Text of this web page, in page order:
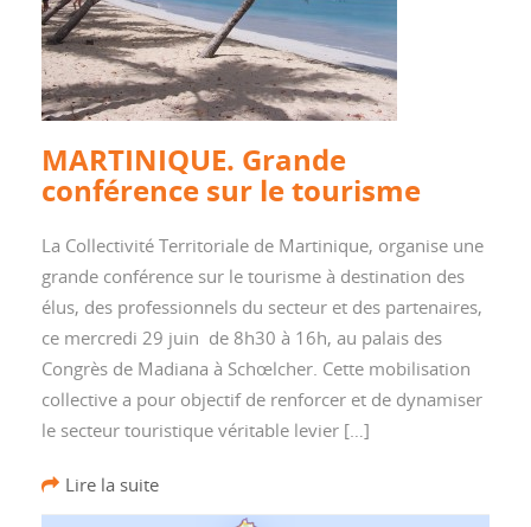
MARTINIQUE. Grande
conférence sur le tourisme
La Collectivité Territoriale de Martinique, organise une
grande conférence sur le tourisme à destination des
élus, des professionnels du secteur et des partenaires,
ce mercredi 29 juin de 8h30 à 16h, au palais des
Congrès de Madiana à Schœlcher. Cette mobilisation
collective a pour objectif de renforcer et de dynamiser
le secteur touristique véritable levier […]
Lire la suite